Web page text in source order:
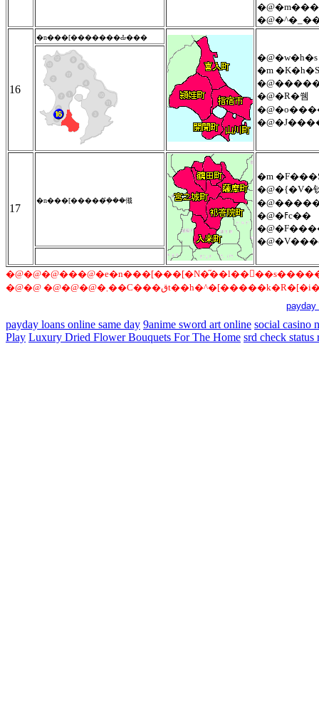
16
�n���[�������Ԃ���
�@�w�h�s
�m
�@�R�쒬
17
�n���[�����݂�̂��傤
�m
�@�{�V�
�@�ߓc��
payday
payday loans online same day 9anime sword art online social casino
Play Luxury Dried Flower Bouquets For The Home srd check status